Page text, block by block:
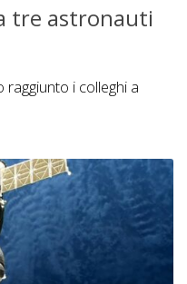
tre astronauti
raggiunto i colleghi a